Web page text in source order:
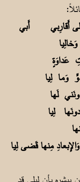
أَقارِبي أَبي
عَداوَةٍ
وَما لِيا
لَها
لِيا
مِنها قَضى لِيا